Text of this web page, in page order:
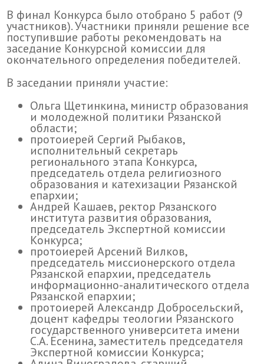
В финал Конкурса было отобрано 5 работ (9
участников). Участники приняли решение все
поступившие работы рекомендовать на
заседание Конкурсной комиссии для
окончательного определения победителей.
В заседании приняли участие:
Ольга Щетинкина, министр образования
и молодежной политики Рязанской
области;
протоиерей Сергий Рыбаков,
исполнительный секретарь
регионального этапа Конкурса,
председатель отдела религиозного
образования и катехизации Рязанской
епархии;
Андрей Кашаев, ректор Рязанского
института развития образования,
председатель Экспертной комиссии
Конкурса;
протоиерей Арсений Вилков,
председатель миссионерского отдела
Рязанской епархии, председатель
информационно-аналитического отдела
Рязанской епархии;
протоиерей Александр Добросельский,
доцент кафедры теологии Рязанского
государственного университета имени
С.А. Есенина, заместитель председателя
Экспертной комиссии Конкурса;